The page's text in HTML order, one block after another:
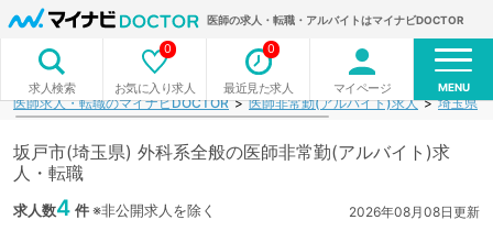
医師の求人・転職・アルバイトはマイナビDOCTOR
求人検索 お気に入り求人
0
最近見た求人
0
マイページ MENU
医師求人・転職のマイナビDOCTOR 医師非常勤(アルバイト)求人 埼玉県
坂戸市(埼玉県) 外科系全般の医師非常勤(アルバイト)求
人・転職
求人数4 件※非公開求人を除く 2026年08月08日更新